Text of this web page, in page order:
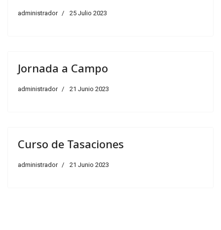
administrador 25 Julio 2023
Jornada a Campo
administrador 21 Junio 2023
Curso de Tasaciones
administrador 21 Junio 2023